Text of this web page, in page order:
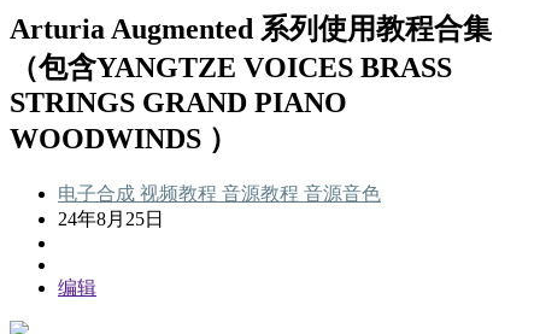
Arturia Augmented 系列使用教程合集
（包含YANGTZE VOICES BRASS
STRINGS GRAND PIANO
WOODWINDS ）
电子合成 视频教程 音源教程 音源音色
24年8月25日
编辑